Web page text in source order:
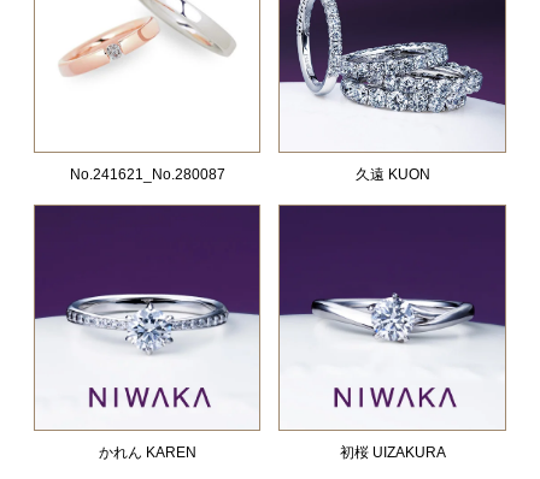
No.241621_No.280087 久遠 KUON
かれん KAREN 初桜 UIZAKURA